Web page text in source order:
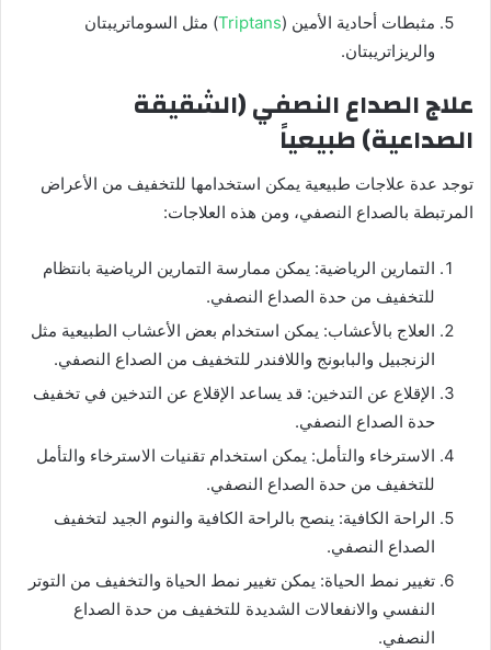
مثبطات أحادية الأمين (Triptans) مثل السوماتريبتان
والريزاتريبتان.
علاج الصداع النصفي (الشقيقة
الصداعية) طبيعياً
توجد عدة علاجات طبيعية يمكن استخدامها للتخفيف من الأعراض
المرتبطة بالصداع النصفي، ومن هذه العلاجات:
التمارين الرياضية: يمكن ممارسة التمارين الرياضية بانتظام
للتخفيف من حدة الصداع النصفي.
العلاج بالأعشاب: يمكن استخدام بعض الأعشاب الطبيعية مثل
الزنجبيل والبابونج واللافندر للتخفيف من الصداع النصفي.
الإقلاع عن التدخين: قد يساعد الإقلاع عن التدخين في تخفيف
حدة الصداع النصفي.
الاسترخاء والتأمل: يمكن استخدام تقنيات الاسترخاء والتأمل
للتخفيف من حدة الصداع النصفي.
الراحة الكافية: ينصح بالراحة الكافية والنوم الجيد لتخفيف
الصداع النصفي.
تغيير نمط الحياة: يمكن تغيير نمط الحياة والتخفيف من التوتر
النفسي والانفعالات الشديدة للتخفيف من حدة الصداع
النصفي.